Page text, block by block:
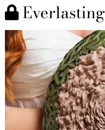
Everlasting